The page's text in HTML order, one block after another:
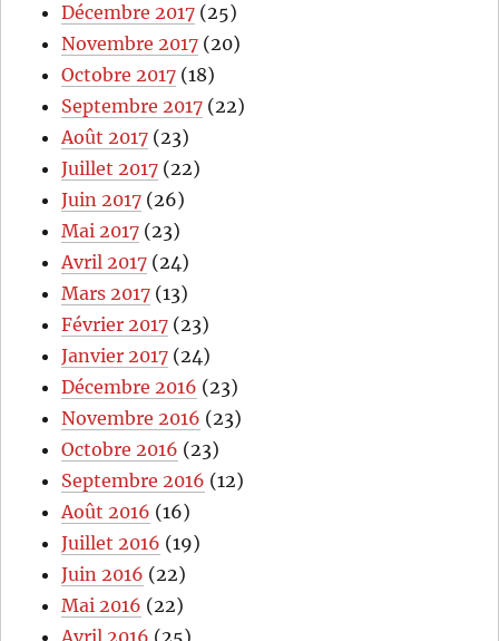
Décembre 2017 (25)
Novembre 2017 (20)
Octobre 2017 (18)
Septembre 2017 (22)
Août 2017 (23)
Juillet 2017 (22)
Juin 2017 (26)
Mai 2017 (23)
Avril 2017 (24)
Mars 2017 (13)
Février 2017 (23)
Janvier 2017 (24)
Décembre 2016 (23)
Novembre 2016 (23)
Octobre 2016 (23)
Septembre 2016 (12)
Août 2016 (16)
Juillet 2016 (19)
Juin 2016 (22)
Mai 2016 (22)